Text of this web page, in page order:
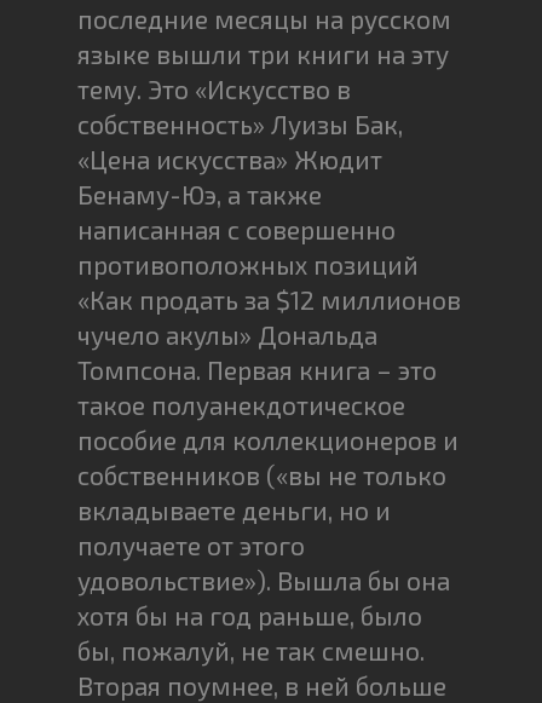
последние месяцы на русском
языке вышли три книги на эту
тему. Это «Искусство в
собственность» Луизы Бак,
«Цена искусства» Жюдит
Бенаму-Юэ, а также
написанная с совершенно
противоположных позиций
«Как продать за $12 миллионов
чучело акулы» Дональда
Томпсона. Первая книга – это
такое полуанекдотическое
пособие для коллекционеров и
собственников («вы не только
вкладываете деньги, но и
получаете от этого
удовольствие»). Вышла бы она
хотя бы на год раньше, было
бы, пожалуй, не так смешно.
Вторая поумнее, в ней больше